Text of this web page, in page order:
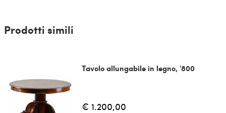
Prodotti simili
Tavolo allungabile in legno, '800
€ 1.200,00